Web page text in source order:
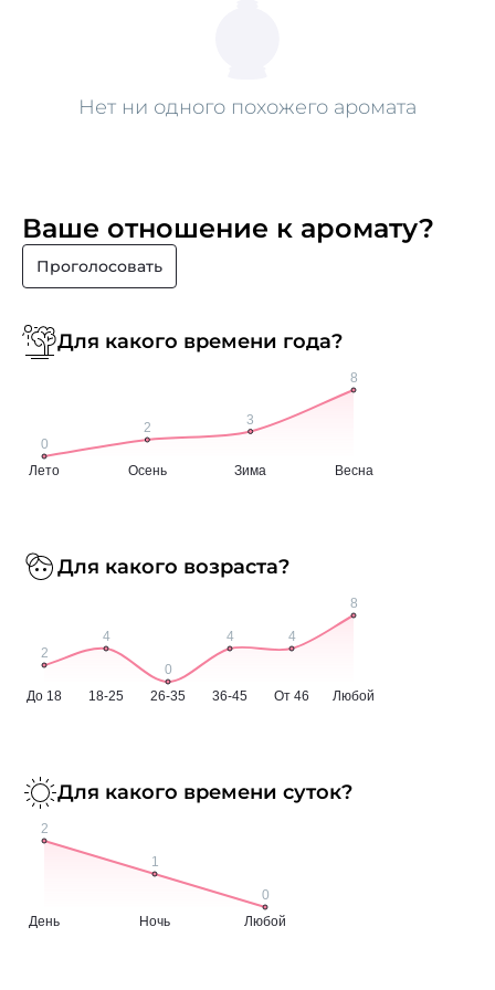
Нет ни одного похожего аромата
Ваше отношение к аромату?
Проголосовать
Для какого времени года?
Для какого возраста?
Для какого времени суток?